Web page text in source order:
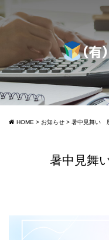
HOME > お知らせ > 暑中見舞い
暑中見舞